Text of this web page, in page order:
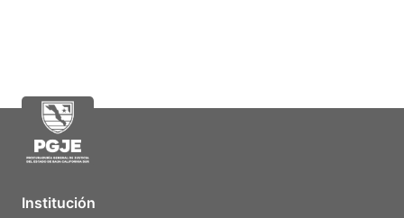
Institución